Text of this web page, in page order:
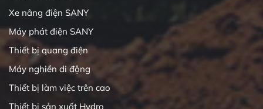
Xe nâng điện SANY
Máy phát điện SANY
Thiết bị quang điện
Máy nghiền di động
Thiết bị làm việc trên cao
Thiết bị sản xuất Hydro